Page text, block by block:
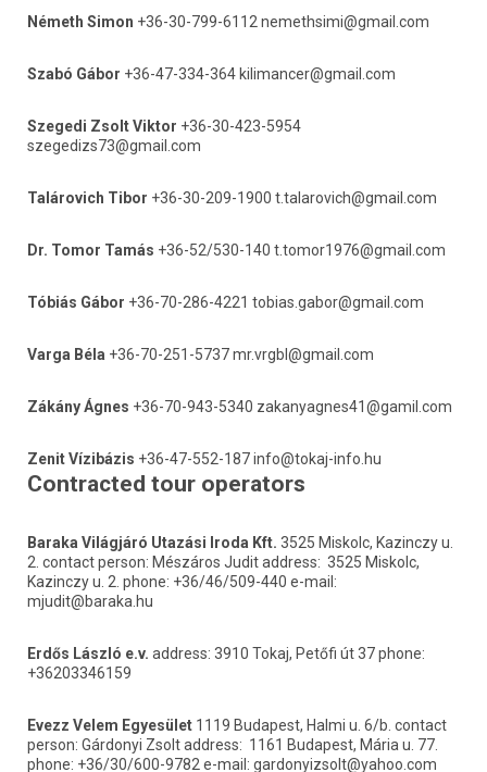
Németh Simon +36-30-799-6112 nemethsimi@gmail.com
Szabó Gábor +36-47-334-364 kilimancer@gmail.com
Szegedi Zsolt Viktor +36-30-423-5954
szegedizs73@gmail.com
Talárovich Tibor +36-30-209-1900 t.talarovich@gmail.com
Dr. Tomor Tamás +36-52/530-140 t.tomor1976@gmail.com
Tóbiás Gábor +36-70-286-4221 tobias.gabor@gmail.com
Varga Béla +36-70-251-5737 mr.vrgbl@gmail.com
Zákány Ágnes +36-70-943-5340 zakanyagnes41@gamil.com
Zenit Vízibázis +36-47-552-187 info@tokaj-info.hu
Contracted tour operators
Baraka Világjáró Utazási Iroda Kft. 3525 Miskolc, Kazinczy u.
2. contact person: Mészáros Judit address:	3525 Miskolc,
Kazinczy u. 2. phone: +36/46/509-440 e-mail:
mjudit@baraka.hu
Erdős László e.v. address: 3910 Tokaj, Petőfi út 37 phone:
+36203346159
Evezz Velem Egyesület 1119 Budapest, Halmi u. 6/b. contact
person: Gárdonyi Zsolt address:	1161 Budapest, Mária u. 77.
phone: +36/30/600-9782 e-mail: gardonyizsolt@yahoo.com